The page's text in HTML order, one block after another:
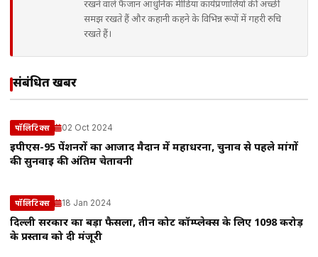
रखने वाले फैजान आधुनिक मीडिया कार्यप्रणालियों की अच्छी
समझ रखते हैं और कहानी कहने के विभिन्न रूपों में गहरी रुचि
रखते हैं।
संबंधित खबरें
पॉलिटिक्स 02 Oct 2024
ईपीएस-95 पेंशनरों का आजाद मैदान में महाधरना, चुनाव से पहले मांगों
की सुनवाई की अंतिम चेतावनी
पॉलिटिक्स 18 Jan 2024
दिल्ली सरकार का बड़ा फैसला, तीन कोर्ट कॉम्प्लेक्स के लिए 1098 करोड़
के प्रस्ताव को दी मंजूरी